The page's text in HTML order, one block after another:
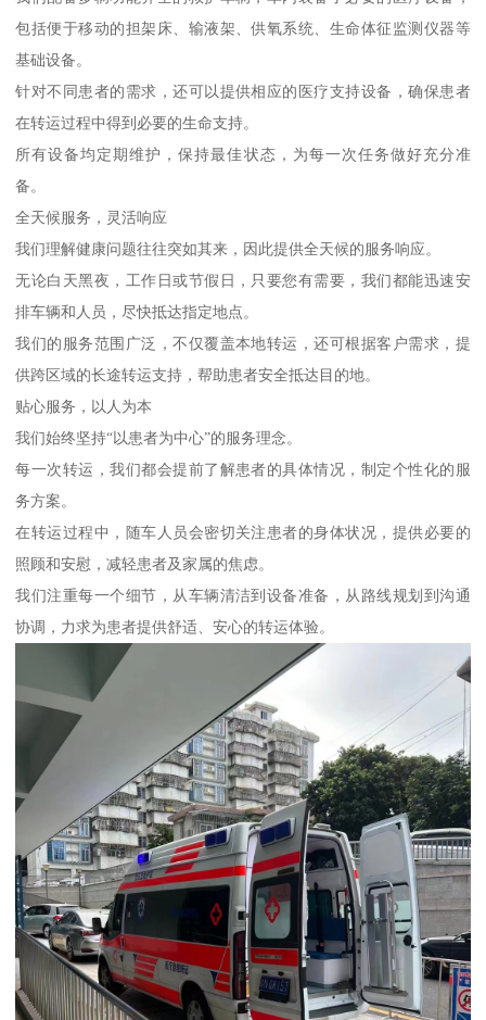
包括便于移动的担架床、输液架、供氧系统、生命体征监测仪器等
基础设备。
针对不同患者的需求，还可以提供相应的医疗支持设备，确保患者
在转运过程中得到必要的生命支持。
所有设备均定期维护，保持最佳状态，为每一次任务做好充分准
备。
全天候服务，灵活响应
我们理解健康问题往往突如其来，因此提供全天候的服务响应。
无论白天黑夜，工作日或节假日，只要您有需要，我们都能迅速安
排车辆和人员，尽快抵达指定地点。
我们的服务范围广泛，不仅覆盖本地转运，还可根据客户需求，提
供跨区域的长途转运支持，帮助患者安全抵达目的地。
贴心服务，以人为本
我们始终坚持“以患者为中心”的服务理念。
每一次转运，我们都会提前了解患者的具体情况，制定个性化的服
务方案。
在转运过程中，随车人员会密切关注患者的身体状况，提供必要的
照顾和安慰，减轻患者及家属的焦虑。
我们注重每一个细节，从车辆清洁到设备准备，从路线规划到沟通
协调，力求为患者提供舒适、安心的转运体验。